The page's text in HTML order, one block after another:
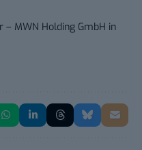
– MWN Holding GmbH in